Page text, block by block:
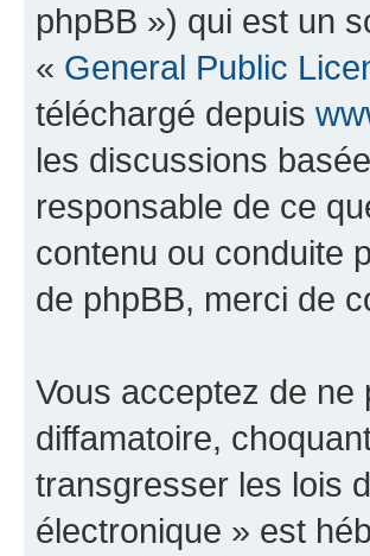
phpBB ») qui est un
« General Public
téléchargé depuis
les discussions
responsable de ce
contenu ou conduite
de phpBB, merci de
Vous acceptez de ne
diffamatoire,
transgresser les lois
électronique » est